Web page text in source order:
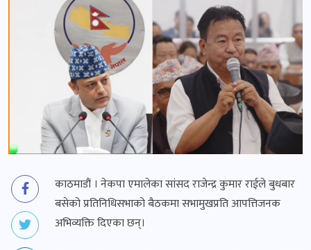
काठमाडौं । नेकपा एमालेका सांसद राजेन्द्र कुमार राईले बुधबार
बसेको प्रतिनिधिसभाको बैठकमा सभामुखप्रति आपत्तिजनक
अभिव्यक्ति दिएका छन्।